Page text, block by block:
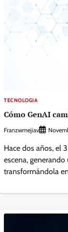
TECNOLOGIA
Cómo GenAI
Franzwmejiav
Hace dos años, el
escena,
transformándola